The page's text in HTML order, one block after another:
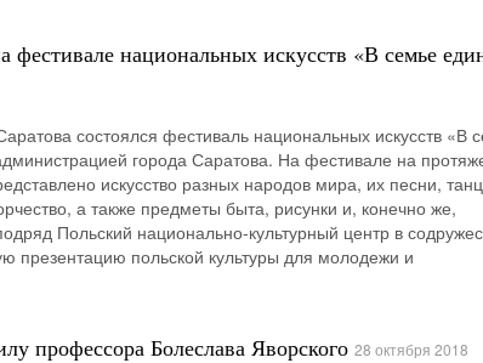
фестивале национальных искусств «В семье
состоялся фестиваль национальных искусств «В
города Саратова. На фестивале на
искусство разных народов мира, их песни,
а также предметы быта, рисунки и, конечно же,
Польский национально-культурный центр в
презентацию польской культуры для молодежи и
профессора Болеслава Яворского 28 октября 2018